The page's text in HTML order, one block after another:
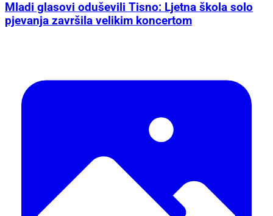
Mladi glasovi oduševili Tisno: Ljetna škola solo
pjevanja završila velikim koncertom